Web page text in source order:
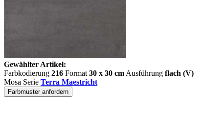
Gewählter Artikel:
Farbkodierung 216 Format 30 x 30 cm Ausführung flach (V)
Mosa Serie Terra Maestricht
Farbmuster anfordern